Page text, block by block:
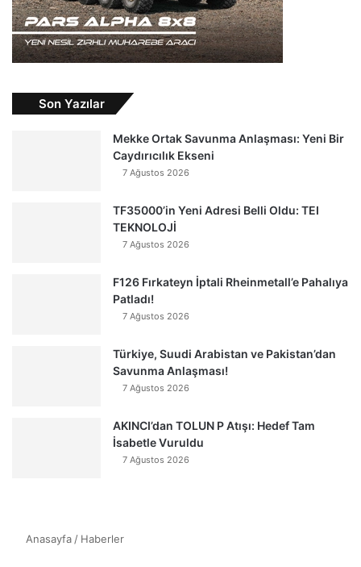
Son Yazılar
Mekke Ortak Savunma Anlaşması: Yeni Bir
Caydırıcılık Ekseni
7 Ağustos 2026
TF35000’in Yeni Adresi Belli Oldu: TEI
TEKNOLOJİ
7 Ağustos 2026
F126 Fırkateyn İptali Rheinmetall’e Pahalıya
Patladı!
7 Ağustos 2026
Türkiye, Suudi Arabistan ve Pakistan’dan
Savunma Anlaşması!
7 Ağustos 2026
AKINCI’dan TOLUN P Atışı: Hedef Tam
İsabetle Vuruldu
7 Ağustos 2026